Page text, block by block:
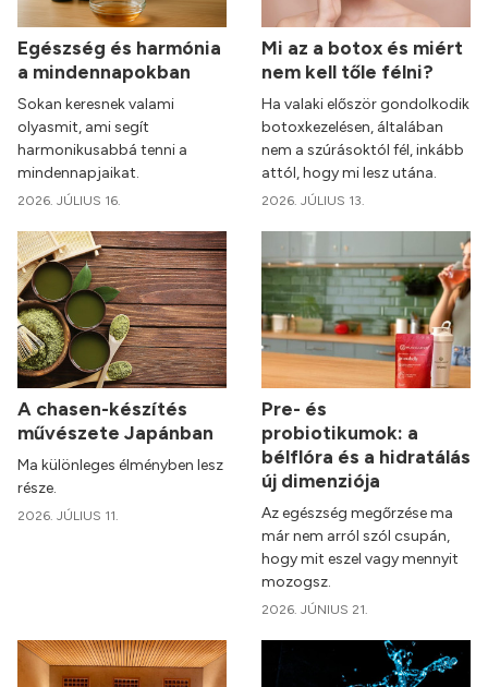
Egészség és harmónia
a mindennapokban
Sokan keresnek valami
olyasmit, ami segít
harmonikusabbá tenni a
mindennapjaikat.
2026. JÚLIUS 16.
Mi az a botox és miért
nem kell tőle félni?
Ha valaki először gondolkodik
botoxkezelésen, általában
nem a szúrásoktól fél, inkább
attól, hogy mi lesz utána.
2026. JÚLIUS 13.
A chasen-készítés
művészete Japánban
Ma különleges élményben lesz
része.
2026. JÚLIUS 11.
Pre- és
probiotikumok: a
bélflóra és a hidratálás
új dimenziója
Az egészség megőrzése ma
már nem arról szól csupán,
hogy mit eszel vagy mennyit
mozogsz.
2026. JÚNIUS 21.